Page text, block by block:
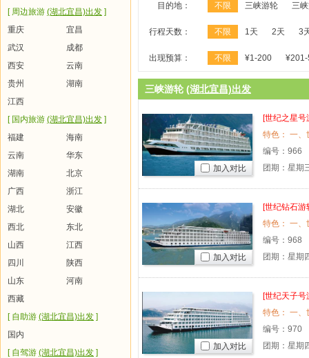
[ 周边旅游 (湖北宜昌)出发 ]
重庆
宜昌
武汉
成都
西安
云南
贵州
湖南
江西
[ 国内旅游 (湖北宜昌)出发 ]
福建
海南
云南
华东
湖南
北京
广西
浙江
湖北
安徽
西北
东北
山西
江西
四川
陕西
山东
河南
西藏
[ 自助游 (湖北宜昌)出发 ]
国内
[ 自驾游 (湖北宜昌)出发 ]
目的地： 不限 三峡游轮 三
行程天数： 不限 1天 2天 3
出现预算： 不限 ¥1-200
三峡游轮 (湖北宜昌)出发
[世纪之星号
特色： 一、
编号： 966
团期：星期
加入对比
[世纪钻石游
特色： 一、
编号： 968
团期：星期
加入对比
[世纪天子号
特色： 一、
编号： 970
团期：星期
加入对比